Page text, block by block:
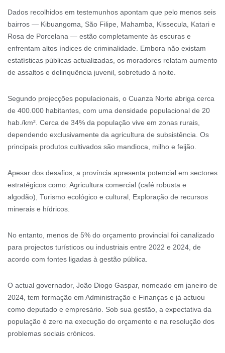
Dados recolhidos em testemunhos apontam que pelo menos seis
bairros — Kibuangoma, São Filipe, Mahamba, Kissecula, Katari e
Rosa de Porcelana — estão completamente às escuras e
enfrentam altos índices de criminalidade. Embora não existam
estatísticas públicas actualizadas, os moradores relatam aumento
de assaltos e delinquência juvenil, sobretudo à noite.
Segundo projecções populacionais, o Cuanza Norte abriga cerca
de 400.000 habitantes, com uma densidade populacional de 20
hab./km². Cerca de 34% da população vive em zonas rurais,
dependendo exclusivamente da agricultura de subsistência. Os
principais produtos cultivados são mandioca, milho e feijão.
Apesar dos desafios, a província apresenta potencial em sectores
estratégicos como: Agricultura comercial (café robusta e
algodão), Turismo ecológico e cultural, Exploração de recursos
minerais e hídricos.
No entanto, menos de 5% do orçamento provincial foi canalizado
para projectos turísticos ou industriais entre 2022 e 2024, de
acordo com fontes ligadas à gestão pública.
O actual governador, João Diogo Gaspar, nomeado em janeiro de
2024, tem formação em Administração e Finanças e já actuou
como deputado e empresário. Sob sua gestão, a expectativa da
população é zero na execução do orçamento e na resolução dos
problemas sociais crónicos.